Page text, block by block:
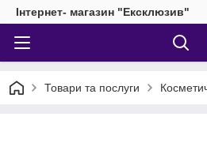
Інтернет- магазин "Ексклюзив"
Товари та послуги